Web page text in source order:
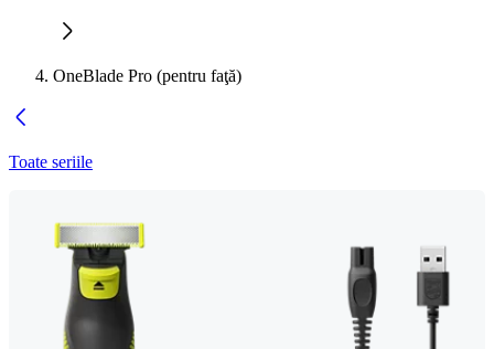
OneBlade Pro (pentru faţă)
Toate seriile